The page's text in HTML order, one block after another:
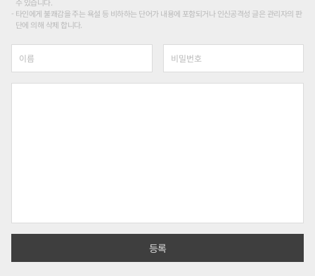
타인에게 불쾌감을 주는 욕설 등 비하하는 단어가 내용에 포함되거나 인신공격성 글은 관리자의 판
단에 의해 삭제 합니다.